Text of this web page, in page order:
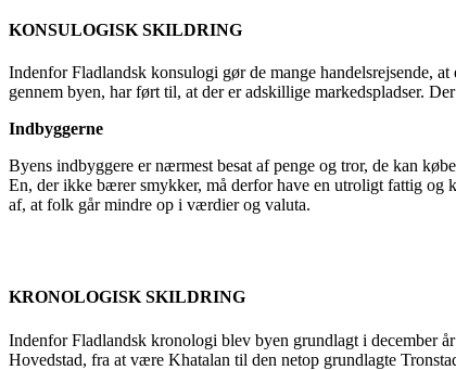
KONSULOGISK SKILDRING
Indenfor Fladlandsk konsulogi gør de mange handelsrejsende,
gennem byen, har ført til, at der er adskillige markedspladser.
Indbyggerne
Byens indbyggere er nærmest besat af penge og tror, de kan
En, der ikke bærer smykker, må derfor have en utroligt fattig og
af, at folk går mindre op i værdier og valuta.
KRONOLOGISK SKILDRING
Indenfor Fladlandsk kronologi blev byen grundlagt i december
Hovedstad, fra at være Khatalan til den netop grundlagte